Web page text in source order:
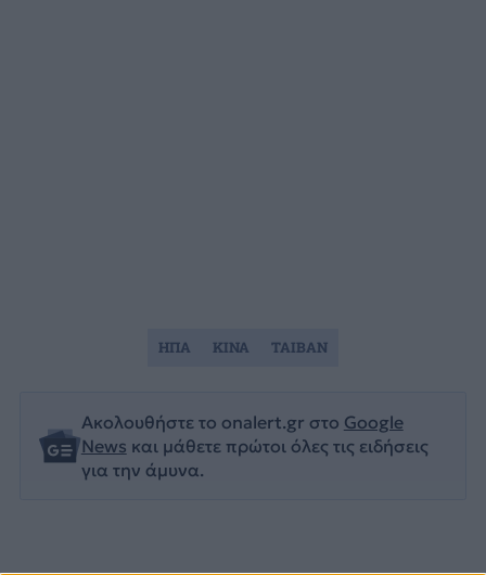
Ακολουθήστε το onalert.gr στο Google
News και μάθετε πρώτοι όλες τις ειδήσεις
για την άμυνα.
ΗΠΑ ΚΙΝΑ ΤΑΙΒΑΝ